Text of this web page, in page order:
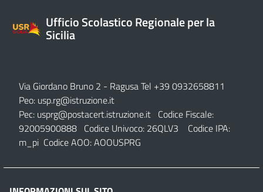
Ufficio Scolastico Regionale per la
Sicilia
Via Giordano Bruno 2 - Ragusa Tel +39 0932658811
Peo: usp.rg@istruzione.it
Pec: usprg@postacert.istruzione.it Codice Fiscale:
92005900888 Codice Univoco: 26QLV3 Codice IPA:
m_pi Codice AOO: AOOUSPRG